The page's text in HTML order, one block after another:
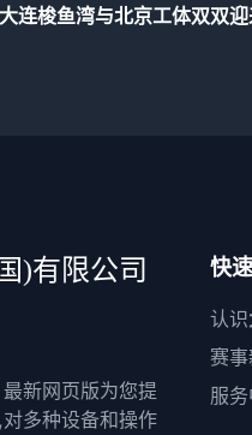
连梭鱼湾与北京工体双双
)有限公司
新网页版为您提
多种设备和操作
快
认识
赛
服